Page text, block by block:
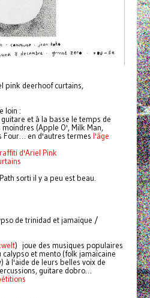
pink deerhoof curtains,
loin :
et à la basse le temps de
(Apple O', Milk Man,
Four… en d'autres termes l'âge
d'Ariel Pink
sorti il y a peu est beau.
de trinidad et jamaïque /
) joue des musiques populaires
et mento (folk jamaïcaine
à l'aide de leurs belles voix de
guitare dobro…